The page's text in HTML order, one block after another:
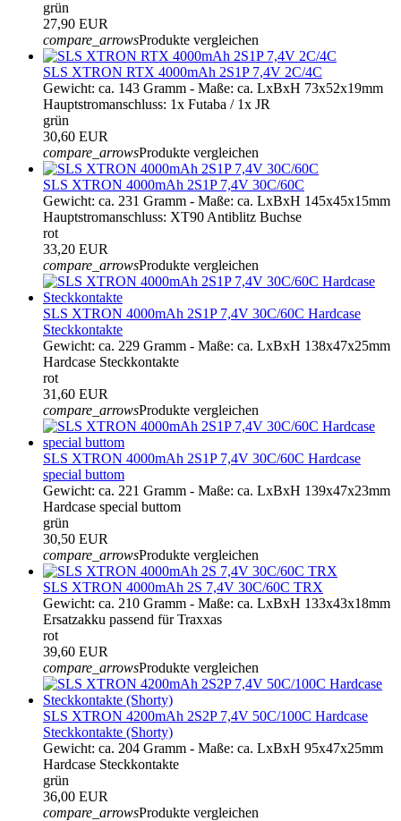
grün
27,90 EUR
compare_arrowsProdukte vergleichen
SLS XTRON RTX 4000mAh 2S1P 7,4V 2C/4C
Gewicht: ca. 143 Gramm - Maße: ca. LxBxH 73x52x19mm
Hauptstromanschluss: 1x Futaba / 1x JR
grün
30,60 EUR
compare_arrowsProdukte vergleichen
SLS XTRON 4000mAh 2S1P 7,4V 30C/60C
Gewicht: ca. 231 Gramm - Maße: ca. LxBxH 145x45x15mm
Hauptstromanschluss: XT90 Antiblitz Buchse
rot
33,20 EUR
compare_arrowsProdukte vergleichen
SLS XTRON 4000mAh 2S1P 7,4V 30C/60C Hardcase
Steckkontakte
Gewicht: ca. 229 Gramm - Maße: ca. LxBxH 138x47x25mm
Hardcase Steckkontakte
rot
31,60 EUR
compare_arrowsProdukte vergleichen
SLS XTRON 4000mAh 2S1P 7,4V 30C/60C Hardcase
special buttom
Gewicht: ca. 221 Gramm - Maße: ca. LxBxH 139x47x23mm
Hardcase special buttom
grün
30,50 EUR
compare_arrowsProdukte vergleichen
SLS XTRON 4000mAh 2S 7,4V 30C/60C TRX
Gewicht: ca. 210 Gramm - Maße: ca. LxBxH 133x43x18mm
Ersatzakku passend für Traxxas
rot
39,60 EUR
compare_arrowsProdukte vergleichen
SLS XTRON 4200mAh 2S2P 7,4V 50C/100C Hardcase
Steckkontakte (Shorty)
Gewicht: ca. 204 Gramm - Maße: ca. LxBxH 95x47x25mm
Hardcase Steckkontakte
grün
36,00 EUR
compare_arrowsProdukte vergleichen